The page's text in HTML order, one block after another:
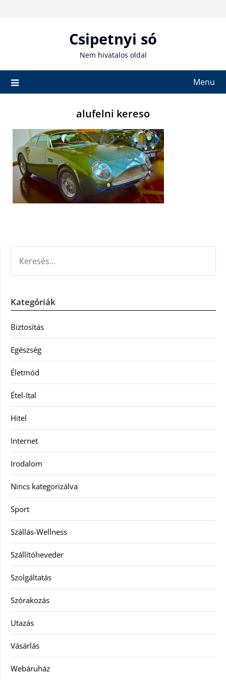
Csipetnyi só
Nem hivatalos oldal
Menu
alufelni kereso
Kategóriák
Biztosítás
Egészség
Életmód
Étel-Ital
Hitel
Internet
Irodalom
Nincs kategorizálva
Sport
Szállás-Wellness
Szállítóheveder
Szolgáltatás
Szórakozás
Utazás
Vásárlás
Webáruház